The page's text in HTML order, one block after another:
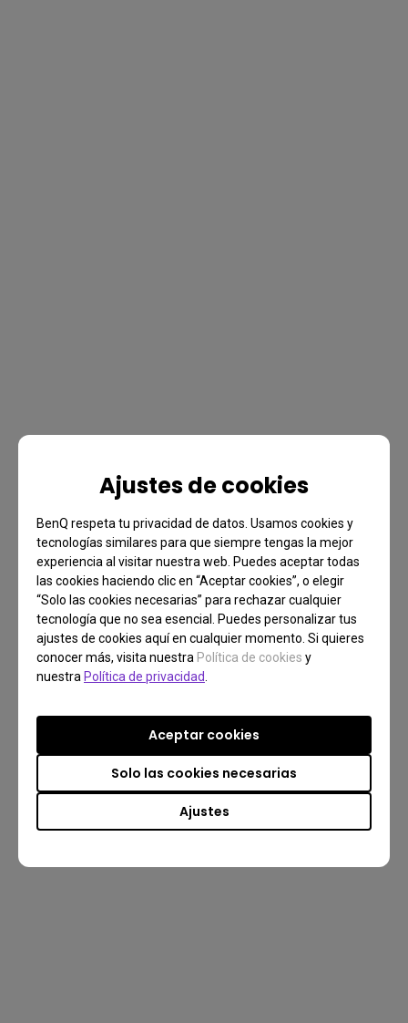
Ajustes de cookies
BenQ respeta tu privacidad de datos. Usamos cookies y
tecnologías similares para que siempre tengas la mejor
experiencia al visitar nuestra web. Puedes aceptar todas
las cookies haciendo clic en “Aceptar cookies”, o elegir
“Solo las cookies necesarias” para rechazar cualquier
tecnología que no sea esencial. Puedes personalizar tus
ajustes de cookies aquí en cualquier momento. Si quieres
conocer más, visita nuestra Política de cookies y
nuestra Política de privacidad
Ajustes
Solo las cookies necesarias
Aceptar cookies